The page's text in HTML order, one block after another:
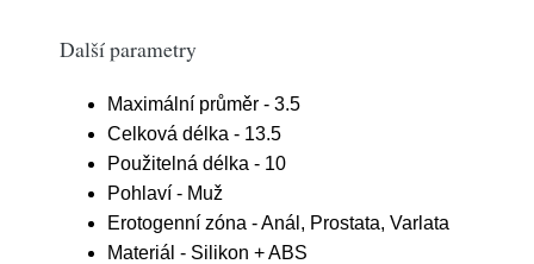
Další parametry
Maximální průměr - 3.5
Celková délka - 13.5
Použitelná délka - 10
Pohlaví - Muž
Erotogenní zóna - Anál, Prostata, Varlata
Materiál - Silikon + ABS